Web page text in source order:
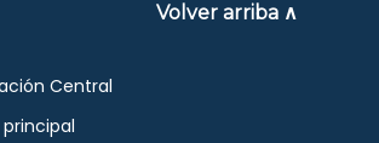
Volver arriba ∧
Central